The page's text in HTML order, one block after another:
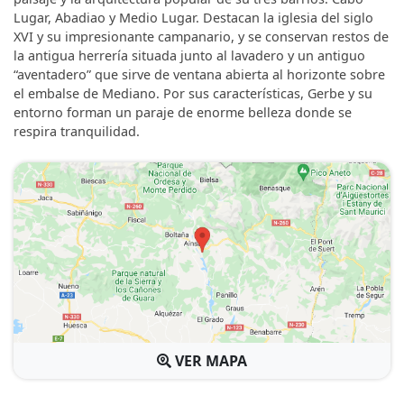
Lugar, Abadiao y Medio Lugar. Destacan la iglesia del siglo
XVI y su impresionante campanario, y se conservan restos de
la antigua herrería situada junto al lavadero y un antiguo
“aventadero” que sirve de ventana abierta al horizonte sobre
el embalse de Mediano. Por sus características, Gerbe y su
entorno forman un paraje de enorme belleza donde se
respira tranquilidad.
VER MAPA